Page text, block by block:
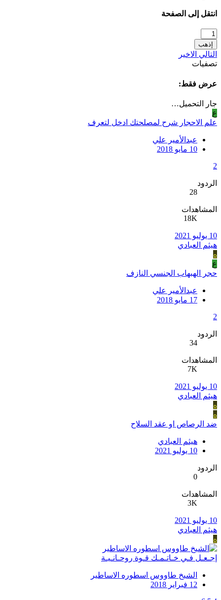
انتقل إلى الصفحة
إذهب
التالي الاخير
تصفيات
عرض فقط:
جار التحميل…
ع
علم الاحجار شرح لمصلحتك ادخل لتعرف
عبدالأمير علي
10 مايو 2018
2
الردود
28
المشاهدات
18K
10 يوليو 2021
هيثم العبادي
ه
ع
حجر الهبهاب الجنسي النازف
عبدالأمير علي
17 مايو 2018
2
الردود
34
المشاهدات
7K
10 يوليو 2021
هيثم العبادي
ه
ه
ضد الرصاص او عقد السلاح
هيثم العبادي
10 يوليو 2021
الردود
0
المشاهدات
3K
10 يوليو 2021
هيثم العبادي
ه
إجـعـل فـي خـاتـمـك قـوة روحـانـيـة
الشيخ طاووس اسطوره الاساطير
12 فبراير 2018